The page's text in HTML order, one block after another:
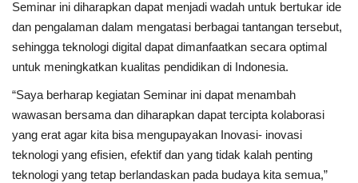
Seminar ini diharapkan dapat menjadi wadah untuk bertukar ide
dan pengalaman dalam mengatasi berbagai tantangan tersebut,
sehingga teknologi digital dapat dimanfaatkan secara optimal
untuk meningkatkan kualitas pendidikan di Indonesia.
“Saya berharap kegiatan Seminar ini dapat menambah
wawasan bersama dan diharapkan dapat tercipta kolaborasi
yang erat agar kita bisa mengupayakan Inovasi- inovasi
teknologi yang efisien, efektif dan yang tidak kalah penting
teknologi yang tetap berlandaskan pada budaya kita semua,”